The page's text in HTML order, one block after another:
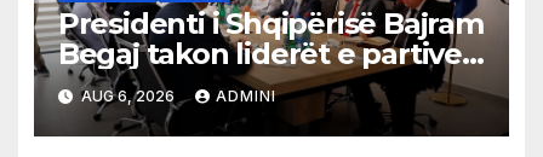
Presidenti i Shqipërisë Bajram
Begaj takon liderët e partive
shqiptare në Ulqin
AUG 6, 2026 ADMINI